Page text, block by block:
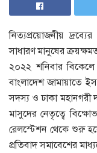
নিত্যপ্রয়োজনীয়
সাধারণ মানুষের
২০২২ শনিবার
বাংলাদেশ জামায়াতে
সদস্য ও ঢাকা মহানগরী
মাসুদের নেতৃত্বে
রেলস্টেশন থেকে শুরু
প্রতিবাদ সমাবেশের